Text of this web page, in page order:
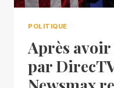
POLITIQUE
Après avoir
par